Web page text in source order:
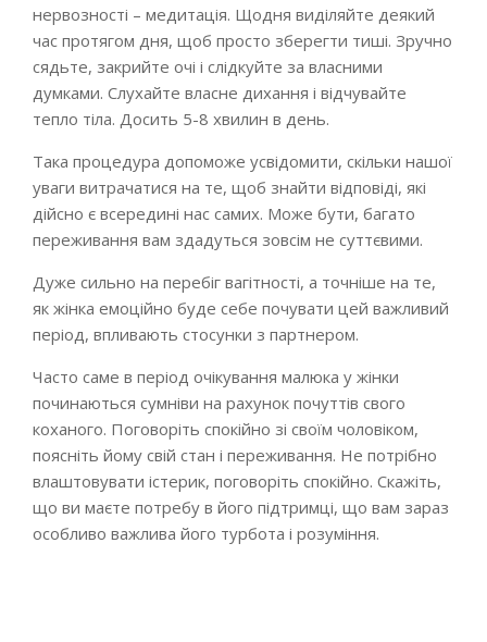
нервозності – медитація. Щодня виділяйте деякий
час протягом дня, щоб просто зберегти тиші. Зручно
сядьте, закрийте очі і слідкуйте за власними
думками. Слухайте власне дихання і відчувайте
тепло тіла. Досить 5-8 хвилин в день.
Така процедура допоможе усвідомити, скільки нашої
уваги витрачатися на те, щоб знайти відповіді, які
дійсно є всередині нас самих. Може бути, багато
переживання вам здадуться зовсім не суттєвими.
Дуже сильно на перебіг вагітності, а точніше на те,
як жінка емоційно буде себе почувати цей важливий
період, впливають стосунки з партнером.
Часто саме в період очікування малюка у жінки
починаються сумніви на рахунок почуттів свого
коханого. Поговоріть спокійно зі своїм чоловіком,
поясніть йому свій стан і переживання. Не потрібно
влаштовувати істерик, поговоріть спокійно. Скажіть,
що ви маєте потребу в його підтримці, що вам зараз
особливо важлива його турбота і розуміння.